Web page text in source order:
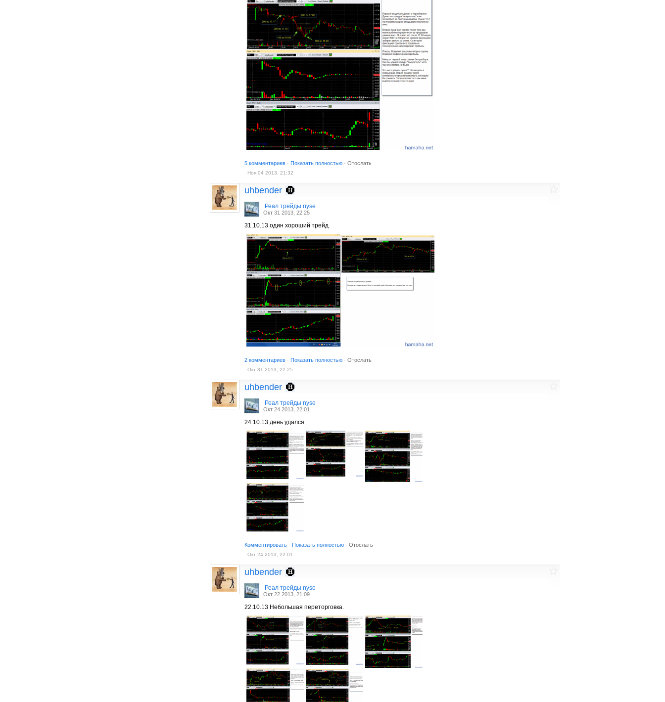
5 комментариев · Показать полностью · Отослать
Ноя 04 2013, 21:32
uhbender
Реал трейды nyse
Окт 31 2013, 22:25
31.10.13 один хороший трейд
2 комментариев · Показать полностью · Отослать
Окт 31 2013, 22:25
uhbender
Реал трейды nyse
Окт 24 2013, 22:01
24.10.13 день удался
Комментировать · Показать полностью · Отослать
Окт 24 2013, 22:01
uhbender
Реал трейды nyse
Окт 22 2013, 21:09
22.10.13 Небольшая переторговка.